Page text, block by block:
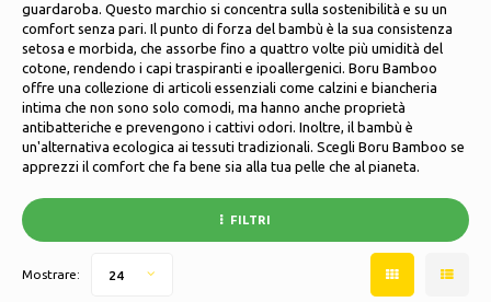
Pulizia
Conservazione
Creativo
Animali
Biciclette
Campeggio
Viaggiare
Pattini da ghiaccio
Ghirlande natalizie e festoni
Luci di Natale
Decorazioni natalizie
Sport invernali Nordberg Outdoor
Biancheria intima
Calzini
Termico
Fioriere e vasi da fiori
Ombrelloni
Decorazioni da giardino
Attrezzi da giardino
Mobili da giardino
Decorazione e accessori per la casa
Candele profumate
Quadri in vetro
Candele
Orologi
Cuscini e biancheria da letto
Deutsch
English
Français
Español
guardaroba. Questo marchio si concentra sulla sostenibilità e su un
comfort senza pari. Il punto di forza del bambù è la sua consistenza
setosa e morbida, che assorbe fino a quattro volte più umidità del
cotone, rendendo i capi traspiranti e ipoallergenici. Boru Bamboo
offre una collezione di articoli essenziali come calzini e biancheria
intima che non sono solo comodi, ma hanno anche proprietà
antibatteriche e prevengono i cattivi odori. Inoltre, il bambù è
un'alternativa ecologica ai tessuti tradizionali. Scegli Boru Bamboo se
apprezzi il comfort che fa bene sia alla tua pelle che al pianeta.
FILTRI
Mostrare: 24